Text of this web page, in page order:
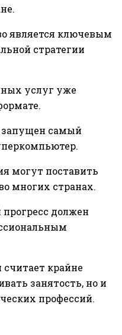
является ключевым
стратегии
услуг уже
запущен самый
могут поставить
многих странах.
должен
считает крайне
занятость, но и
профессий.